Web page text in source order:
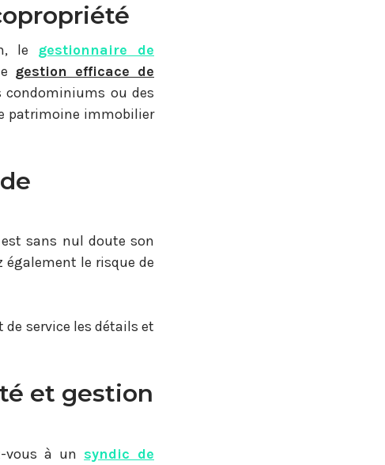
le gestionnaire de
gestion efficace de
condominiums ou des
patrimoine immobilier
sans nul doute son
le risque de
service les détails et
et gestion
vous à un syndic de